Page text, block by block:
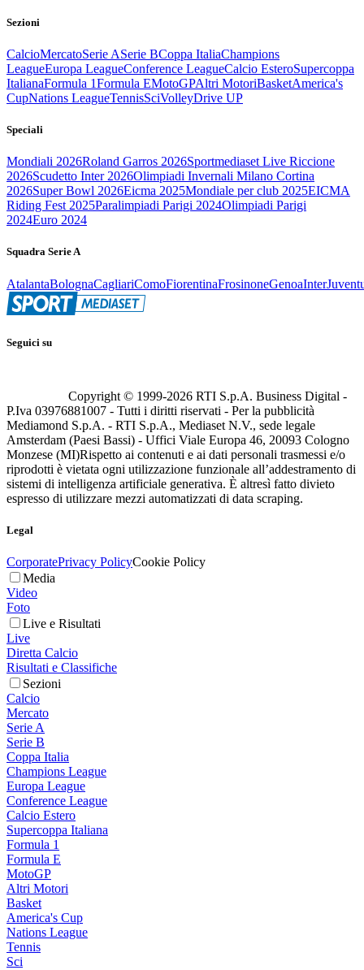
Sezioni
CalcioMercatoSerie ASerie BCoppa ItaliaChampions
LeagueEuropa LeagueConference LeagueCalcio EsteroSupercoppa
ItalianaFormula 1Formula EMotoGPAltri MotoriBasketAmerica's
CupNations LeagueTennisSciVolleyDrive UP
Speciali
Mondiali 2026Roland Garros 2026Sportmediaset Live Riccione
2026Scudetto Inter 2026Olimpiadi Invernali Milano Cortina
2026Super Bowl 2026Eicma 2025Mondiale per club 2025EICMA
Riding Fest 2025Paralimpiadi Parigi 2024Olimpiadi Parigi
2024Euro 2024
Squadra Serie A
AtalantaBolognaCagliariComoFiorentinaFrosinoneGenoaInter
Seguici su
Copyright © 1999-2026 RTI S.p.A. Business Digital -
P.Iva 03976881007 - Tutti i diritti riservati - Per la pubblicità
Mediamond S.p.A. - RTI S.p.A., Mediaset N.V., sede legale
Amsterdam (Paesi Bassi) - Uffici Viale Europa 46, 20093 Cologno
Monzese (MI)Rispetto ai contenuti e ai dati personali trasmessi e/o
riprodotti è vietata ogni utilizzazione funzionale all’addestramento di
sistemi di intelligenza artificiale generativa. È altresì fatto divieto
espresso di utilizzare mezzi automatizzati di data scraping.
Legal
CorporatePrivacy PolicyCookie Policy
Media
Video
Foto
Live e Risultati
Live
Diretta Calcio
Risultati e Classifiche
Sezioni
Calcio
Mercato
Serie A
Serie B
Coppa Italia
Champions League
Europa League
Conference League
Calcio Estero
Supercoppa Italiana
Formula 1
Formula E
MotoGP
Altri Motori
Basket
America's Cup
Nations League
Tennis
Sci